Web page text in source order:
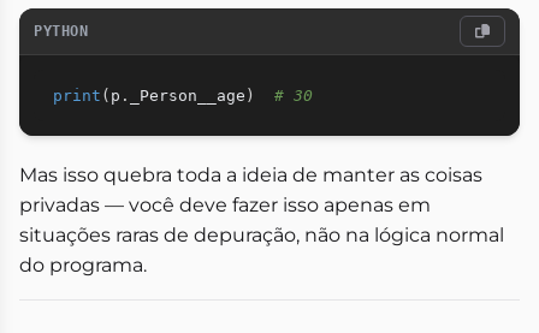
PYTHON
print ( p . _Person__age ) # 30
Mas isso quebra toda a ideia de manter as coisas
privadas — você deve fazer isso apenas em
situações raras de depuração, não na lógica normal
do programa.